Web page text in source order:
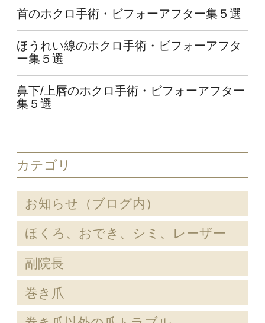
首のホクロ手術・ビフォーアフター集５選
ほうれい線のホクロ手術・ビフォーアフタ
ー集５選
鼻下/上唇のホクロ手術・ビフォーアフター
集５選
カテゴリ
お知らせ（ブログ内）
ほくろ、おでき、シミ、レーザー
副院長
巻き爪